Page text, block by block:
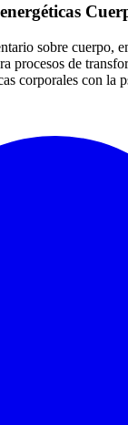
sobre cuerpo,
procesos de
corporales con la